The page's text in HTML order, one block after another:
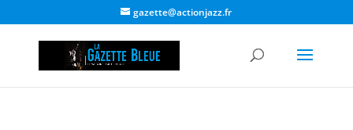
gazette@actionjazz.fr